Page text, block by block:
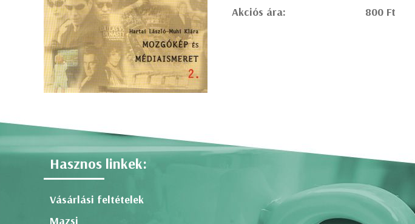
Akciós ára:
800 Ft
Hasznos linkek:
Vásárlási feltételek
Mazsi